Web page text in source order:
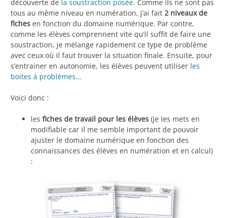
découverte de la soustraction posée. Comme ils ne sont pas
tous au même niveau en numération, j’ai fait 2 niveaux de
fiches en fonction du domaine numérique. Par contre,
comme les élèves comprennent vite qu’il suffit de faire une
soustraction, je mélange rapidement ce type de problème
avec ceux où il faut trouver la situation finale. Ensuite, pour
s’entrainer en autonomie, les élèves peuvent utiliser les
boites à problèmes…
Voici donc :
les fiches de travail pour les élèves (je les mets en
modifiable car il me semble important de pouvoir
ajuster le domaine numérique en fonction des
connaissances des élèves en numération et en calcul)
: